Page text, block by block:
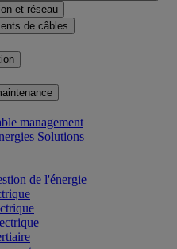
et réseau
de câbles
management
Solutions
de l'énergie